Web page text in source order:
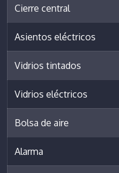
Cierre central
Asientos eléctricos
Vidrios tintados
Vidrios eléctricos
Bolsa de aire
Alarma